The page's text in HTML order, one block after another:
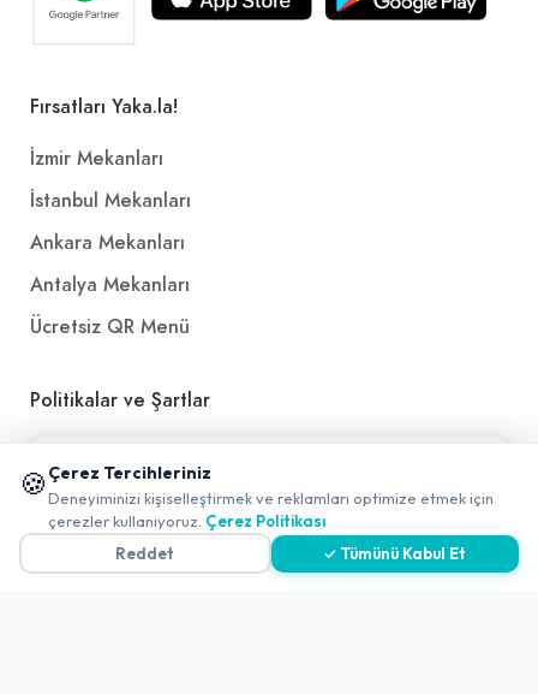
Fırsatları Yaka.la!
İzmir Mekanları
İstanbul Mekanları
Ankara Mekanları
Antalya Mekanları
Ücretsiz QR Menü
Politikalar ve Şartlar
Gizlilik Politikası
Teslimat, İptal ve İade Politikası
Kullanım Koşulları ve Hizmet Politikası
🍪 Çerez Tercihleriniz
Deneyiminizi kişiselleştirmek ve reklamları optimize etmek için
çerezler kullanıyoruz. Çerez Politikası
Reddet
✓ Tümünü Kabul Et
📱 Mobil uygulamamızı keşfedin!
✖